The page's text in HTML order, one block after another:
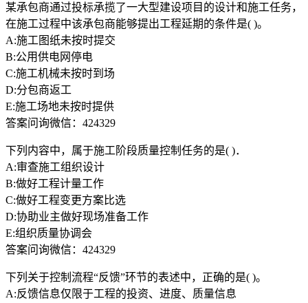
某承包商通过投标承揽了一大型建设项目的设计和施工任务，
在施工过程中该承包商能够提出工程延期的条件是( )。
A:施工图纸未按时提交
B:公用供电网停电
C:施工机械未按时到场
D:分包商返工
E:施工场地未按时提供
答案问询微信：424329
下列内容中，属于施工阶段质量控制任务的是( )．
A:审查施工组织设计
B:做好工程计量工作
C:做好工程变更方案比选
D:协助业主做好现场准备工作
E:组织质量协调会
答案问询微信：424329
下列关于控制流程“反馈”环节的表述中，正确的是( )。
A:反馈信息仅限于工程的投资、进度、质量信息